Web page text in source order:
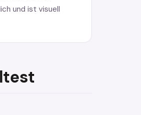
und ist visuell